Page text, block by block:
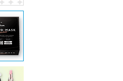
ヴォワールコレクチュー